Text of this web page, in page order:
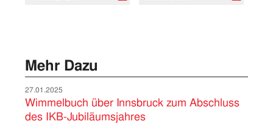
Mehr Dazu
27.01.2025
Wimmelbuch über Innsbruck zum Abschluss
des IKB-Jubiläumsjahres